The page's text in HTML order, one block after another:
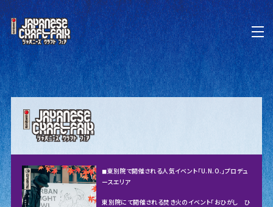
◼︎東別院で開催される人気イベント「U.N.O.」プロデュ
ースエリア
東別院にて開催される焚き火のイベント「おひがし ひ